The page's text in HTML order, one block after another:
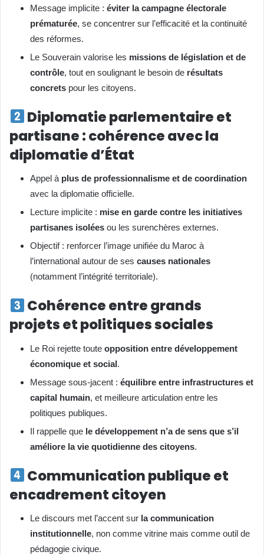
Message implicite : éviter la campagne électorale
prématurée, se concentrer sur l’efficacité et la continuité
des réformes.
Le Souverain valorise les missions de législation et de
contrôle, tout en soulignant le besoin de résultats
concrets pour les citoyens.
Diplomatie parlementaire et
partisane : cohérence avec la
diplomatie d’État
Appel à plus de professionnalisme et de coordination
avec la diplomatie officielle.
Lecture implicite : mise en garde contre les initiatives
partisanes isolées ou les surenchères externes.
Objectif : renforcer l’image unifiée du Maroc à
l’international autour de ses causes nationales
(notamment l’intégrité territoriale).
Cohérence entre grands
projets et politiques sociales
Le Roi rejette toute opposition entre développement
économique et social.
Message sous-jacent : équilibre entre infrastructures et
capital humain, et meilleure articulation entre les
politiques publiques.
Il rappelle que le développement n’a de sens que s’il
améliore la vie quotidienne des citoyens.
Communication publique et
encadrement citoyen
Le discours met l’accent sur la communication
institutionnelle, non comme vitrine mais comme outil de
pédagogie civique.